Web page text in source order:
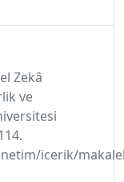
Zekâ
ve
icerik/